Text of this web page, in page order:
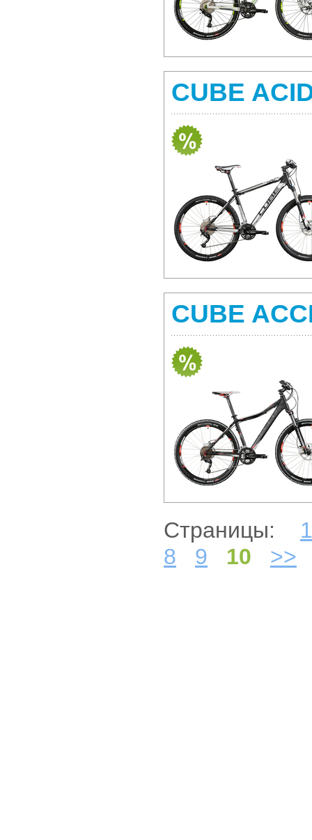
CUBE
CUBE
Страницы: 1
8
9 10 >>